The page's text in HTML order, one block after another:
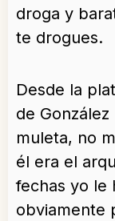
droga y
te drogues.
Desde la
de
muleta, no
él era el
fechas yo le
obviamente